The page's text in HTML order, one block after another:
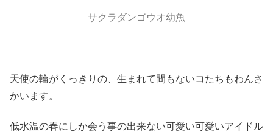
サクラダンゴウオ幼魚
天使の輪がくっきりの、生まれて間もないコたちもわんさ
かいます。
低水温の春にしか会う事の出来ない可愛い可愛いアイドル